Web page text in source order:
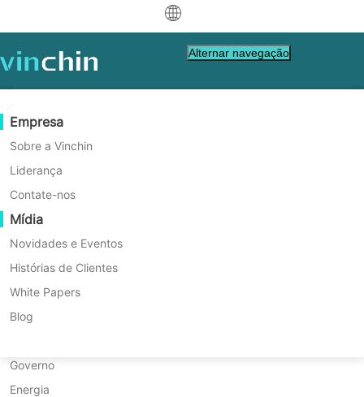
Download Suporte
Contato
de
中文
Proteção de Dados
Backup & Recovery
Replicação em Tempo Real
Proteção Contínua de Dados
Cópia Offsite
Arquivamento
Orquestração de Tarefas
Mobilidade de Cargas de Trabalho
Migração V2V
Migração P2P
Migração C2C
Virtual
VMware
Hyper-V
Proxmox
XCP-ng
oVirt
H3C CAS/UIS
ZStack
Sangfor HCI
Huawei FusionCompute
Red Hat Virtualization
Recursos de Suporte
Base de Conhecimento
Como vídeos fazer
Centro de Ajuda
Eventos ao vivo
Webinars
Demonstração ao Vivo
Histórias de Clientes
Serviços de TI
Governo
Energia
Guia de Compra
Aprenda Como Comprar
Política de Licenciamento
Perguntas frequentes
Contact
Pedir uma Cotação
Torne-se um Parceiro
Programa de Parceria
Torne-se um Parceiro
Encontre um Parceiro
Encontre um Parceiro Local
Já é parceiro
Portal de Parceiros - Login
Empresa
Sobre a Vinchin
Liderança
Contate-nos
Mídia
Novidades e Eventos
Histórias de Clientes
White Papers
Blog
Alternar navegação
Artigos de Como Fazer da
Os blogs da Vinchin ajudarão você a proteger
melhor seus dados em VM banco de dados
NAS servidor estação de trabalho e garantir a